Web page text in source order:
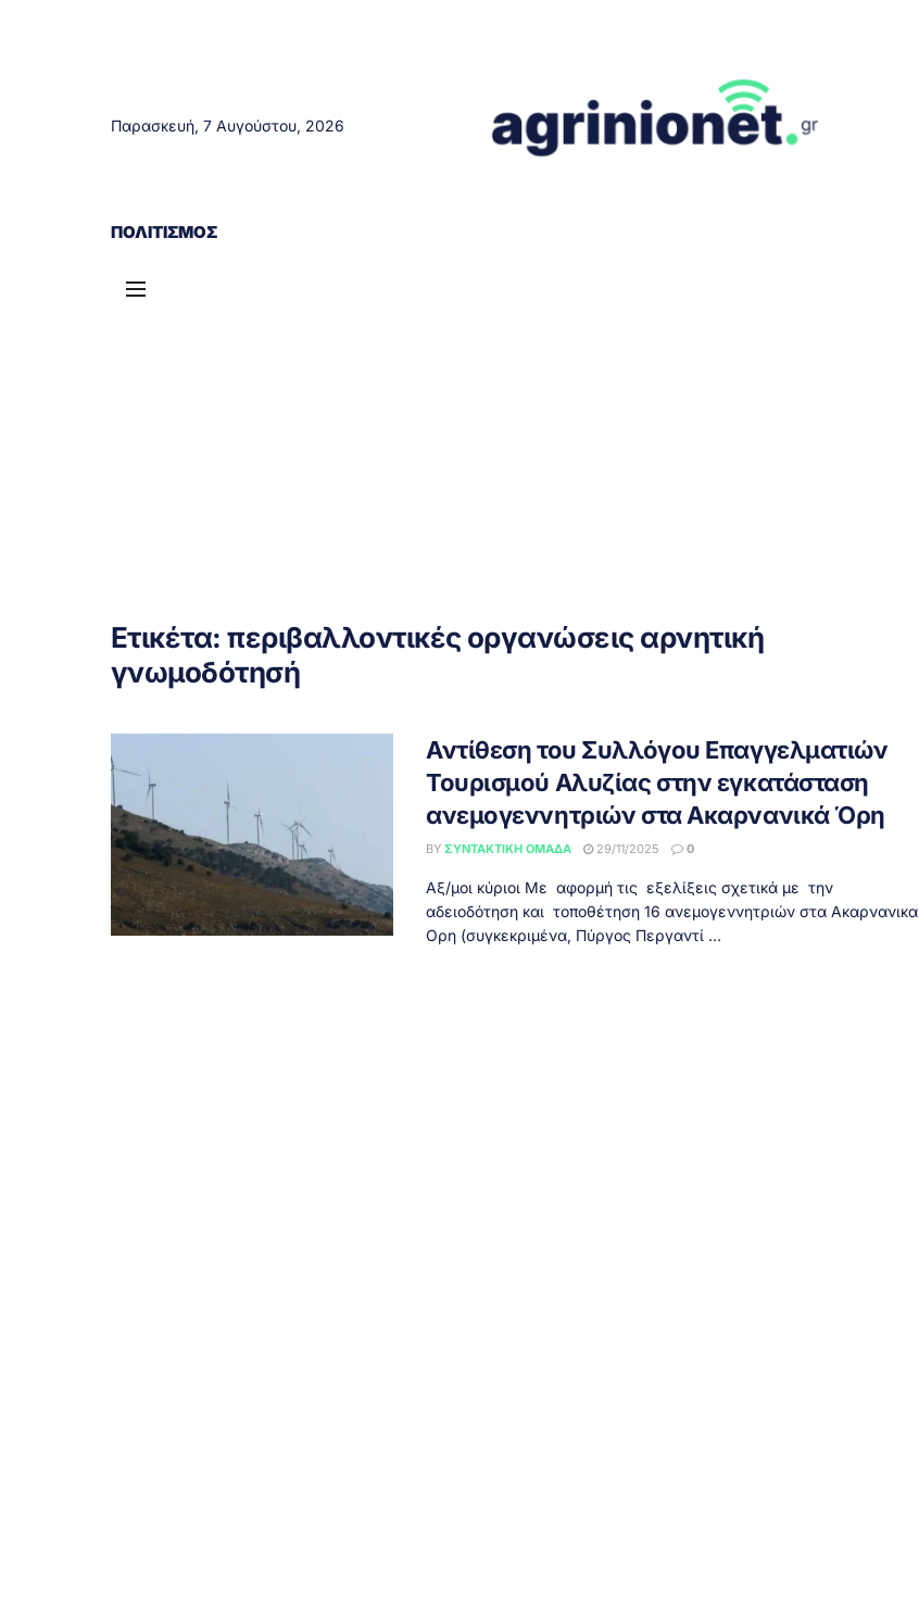
Παρασκευή, 7 Αυγούστου, 2026
ΠΟΛΙΤΙΣΜΌΣ
Ετικέτα:περιβαλλοντικές οργανώσεις αρνητική
γνωμοδότησή
Αντίθεση του Συλλόγου Επαγγελματιών
Τουρισμού Αλυζίας στην εγκατάσταση
ανεμογεννητριών στα Ακαρνανικά Όρη
BY ΣΥΝΤΑΚΤΙΚΉ ΟΜΆΔΑ 29/11/2025 0
Αξ/μοι κύριοι Με αφορμή τις εξελίξεις σχετικά με την
αδειοδότηση και τοποθέτηση 16 ανεμογεννητριών στα Ακαρνανικα
Ορη (συγκεκριμένα, Πύργος Περγαντί ...